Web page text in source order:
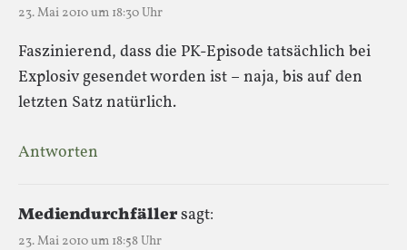
23. Mai 2010 um 18:30 Uhr
Faszinierend, dass die PK-Episode tatsächlich bei
Explosiv gesendet worden ist – naja, bis auf den
letzten Satz natürlich.
Antworten
Mediendurchfällersagt:
23. Mai 2010 um 18:58 Uhr